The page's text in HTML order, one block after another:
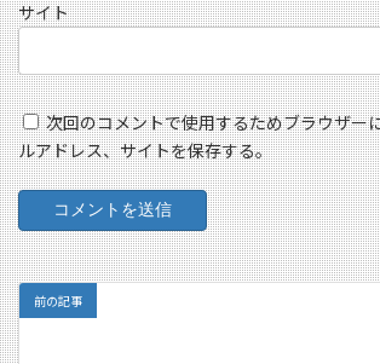
サイト
次回のコメントで使用するためブラウザー
ルアドレス、サイトを保存する。
前の記事